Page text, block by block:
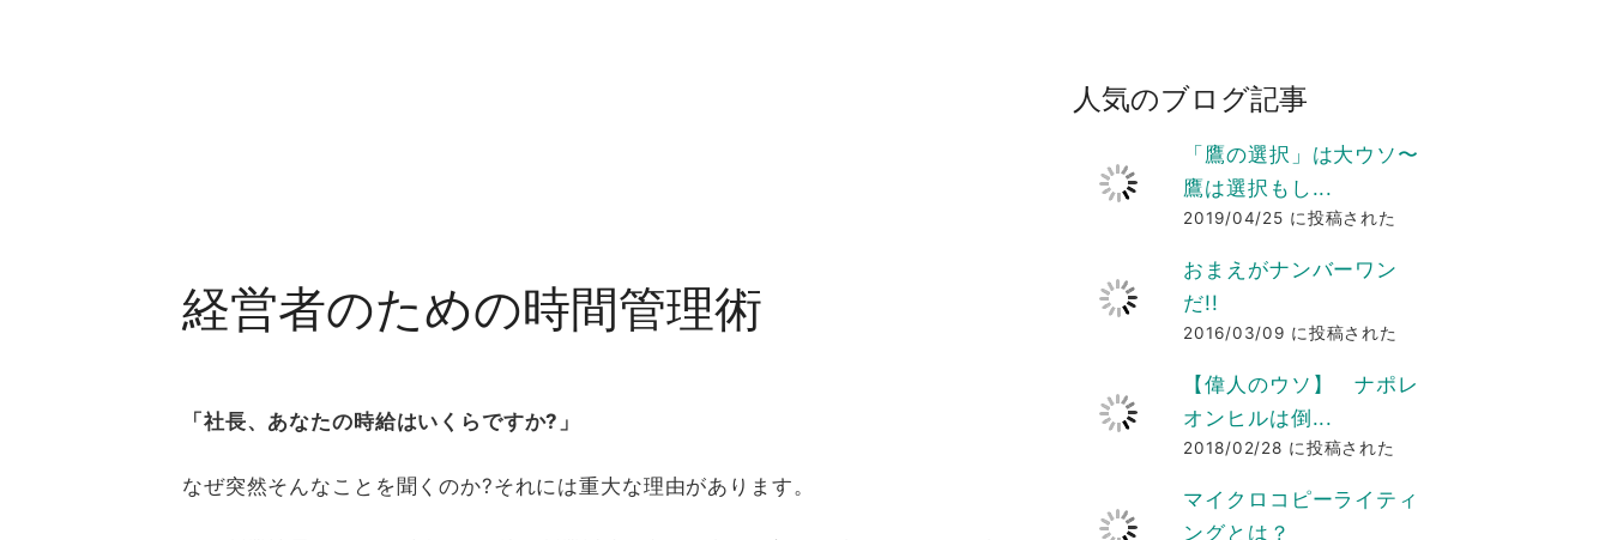
経営者のための時間管理術
「社長、あなたの時給はいくらですか?」
なぜ突然そんなことを聞くのか?それには重大な理由があります。
人気のブログ記事
「鷹の選択」は大ウソ〜
鷹は選択もし...
2019/04/25 に投稿された
おまえがナンバーワン
だ!!
2016/03/09 に投稿された
【偉人のウソ】 ナポレ
オンヒルは倒...
2018/02/28 に投稿された
マイクロコピーライティ
ングとは？